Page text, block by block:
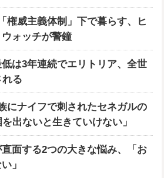
権威主義体制」下で暮らす、ヒ
ォッチが警鐘
低は3年連続でエリトリア、全世
る
にナイフで刺されたセネガルの
出ないと生きていけない」
面する2つの大きな悩み、「お
」